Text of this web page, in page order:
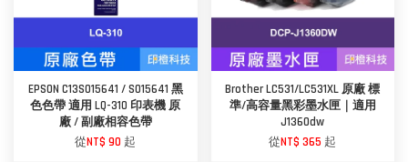
EPSON C13S015641 / S015641 黑
色色帶 適用 LQ-310 印表機 原
廠 / 副廠相容色帶
從NT$ 90 起
Brother LC531/LC531XL 原廠 標
準/高容量黑彩墨水匣｜適用
J1360dw
從NT$ 365 起